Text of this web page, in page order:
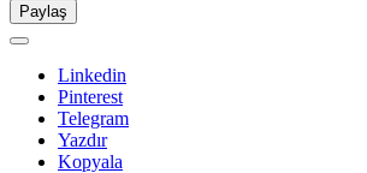
Paylaş
Linkedin
Pinterest
Telegram
Yazdır
Kopyala